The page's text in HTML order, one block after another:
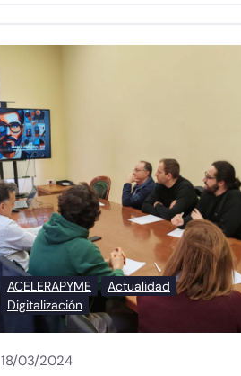
ACELERAPYME
Actualidad
Digitalización
18/03/2024